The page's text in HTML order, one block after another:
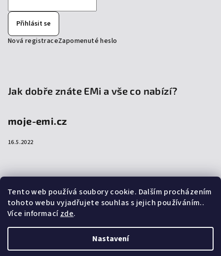
Tento web používá soubory cookie. Dalším procházením
tohoto webu vyjadřujete souhlas s jejich používáním..
Více informacízde.
Nastavení
Přihlásit se
Nová registraceZapomenuté heslo
Jak dobře znáte EMi a vše co nabízí?
moje-emi.cz
16.5.2022
Přijímáme online platby